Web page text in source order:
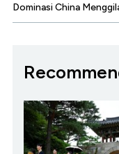
Dominasi China